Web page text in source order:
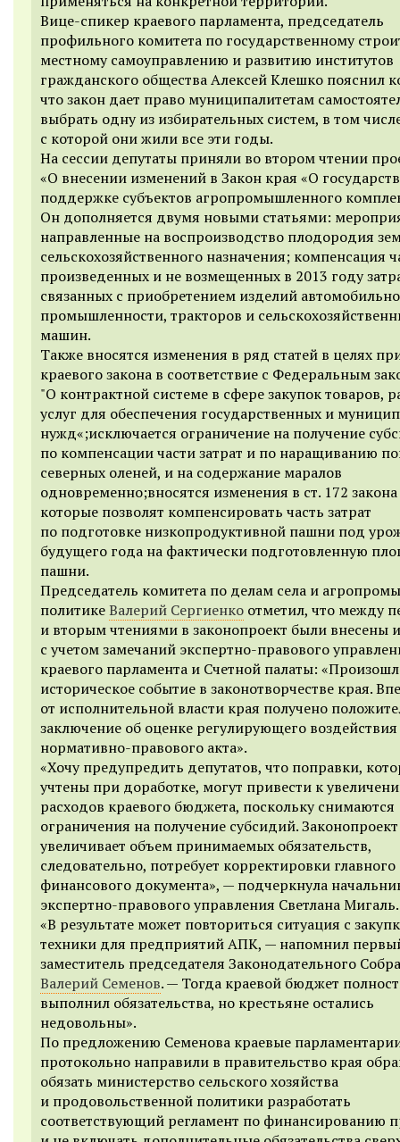
Вице-спикер краевого парламента, председатель
профильного комитета по государственному
местному самоуправлению и развитию институтов
гражданского общества Алексей Клешко пояснил
что закон дает право муниципалитетам
выбрать одну из избирательных систем, в том
с которой они жили все эти годы.
На сессии депутаты приняли во втором чтении
«О внесении изменений в Закон края «О
поддержке субъектов агропромышленного
Он дополняется двумя новыми статьями:
направленные на воспроизводство плодородия
сельскохозяйственного назначения; компенсация
произведенных и не возмещенных в 2013 году
связанных с приобретением изделий
промышленности, тракторов и
машин.
Также вносятся изменения в ряд статей в целях
краевого закона в соответствие с Федеральным
"О контрактной системе в сфере закупок товаров,
услуг для обеспечения государственных и
нужд«;исключается ограничение на получение
по компенсации части затрат и по наращиванию
северных оленей, и на содержание маралов
одновременно;вносятся изменения в ст. 172
которые позволят компенсировать часть затрат
по подготовке низкопродуктивной пашни под
будущего года на фактически подготовленную
пашни.
Председатель комитета по делам села и
политикеВалерий Сергиенко отметил, что между
и вторым чтениями в законопроект были внесены
с учетом замечаний экспертно-правового
краевого парламента и Счетной палаты:
историческое событие в законотворчестве края.
от исполнительной власти края получено
заключение об оценке регулирующего
нормативно-правового акта».
«Хочу предупредить депутатов, что поправки,
учтены при доработке, могут привести к
расходов краевого бюджета, поскольку снимаются
ограничения на получение субсидий. Законопроект
увеличивает объем принимаемых обязательств,
следовательно, потребует корректировки главного
финансового документа», — подчеркнула
экспертно-правового управления Светлана Мигаль.
«В результате может повториться ситуация с
техники для предприятий АПК, — напомнил
заместитель председателя Законодательного
Валерий Семенов. — Тогда краевой бюджет
выполнил обязательства, но крестьяне остались
недовольны».
По предложению Семенова краевые
протокольно направили в правительство края
обязать министерство сельского хозяйства
и продовольственной политики разработать
соответствующий регламент по финансированию